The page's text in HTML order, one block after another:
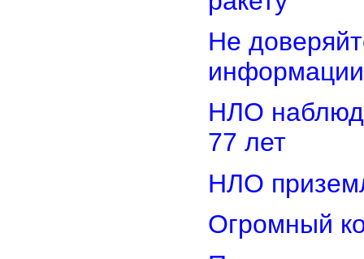
Не
информации
НЛО
77 лет
НЛО
Огромный